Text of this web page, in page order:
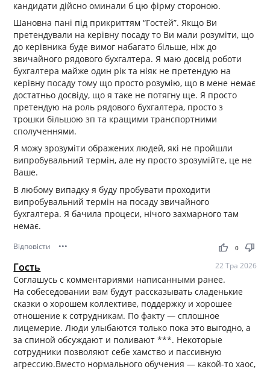
кандидати дійсно оминали б цю фірму стороною.
Шановна пані під прикриттям “Гостей”. Якщо Ви
претендували на керівну посаду то Ви мали розуміти, що
до керівника буде вимог набагато більше, ніж до
звичайного рядового бухгалтера. Я маю досвід роботи
бухгалтера майже один рік та ніяк не претендую на
керівну посаду тому що просто розумію, що в мене немає
достатньо досвіду, що я таке не потягну ще. Я просто
претендую на роль рядового бухгалтера, просто з
трошки більшою зп та кращими транспортними
сполученнями.
Я можу зрозуміти ображених людей, які не пройшли
випробувальний термін, але ну просто зрозумійте, це не
Ваше.
В любому випадку я буду пробувати проходити
випробувальний термін на посаду звичайного
бухгалтера. Я бачила процеси, нічого захмарного там
немає.
Відповісти ••• thumb_up thumb_down
0
Гость 22 Тра 2026
Соглашусь с комментариями написанными ранее.
На собеседовании вам будут рассказывать сладенькие
сказки о хорошем коллективе, поддержку и хорошее
отношение к сотрудникам. По факту — сплошное
лицемерие. Люди улыбаются только пока это выгодно, а
за спиной обсуждают и поливают ***. Некоторые
сотрудники позволяют себе хамство и пассивную
агрессию.Вместо нормального обучения — какой-то хаос,